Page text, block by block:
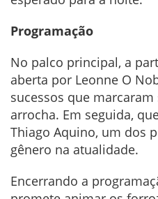
Programação
No palco principal, a
aberta por Leonne O
sucessos que
arrocha. Em seguida,
Thiago Aquino, um dos
gênero na atualidade.
Encerrando a